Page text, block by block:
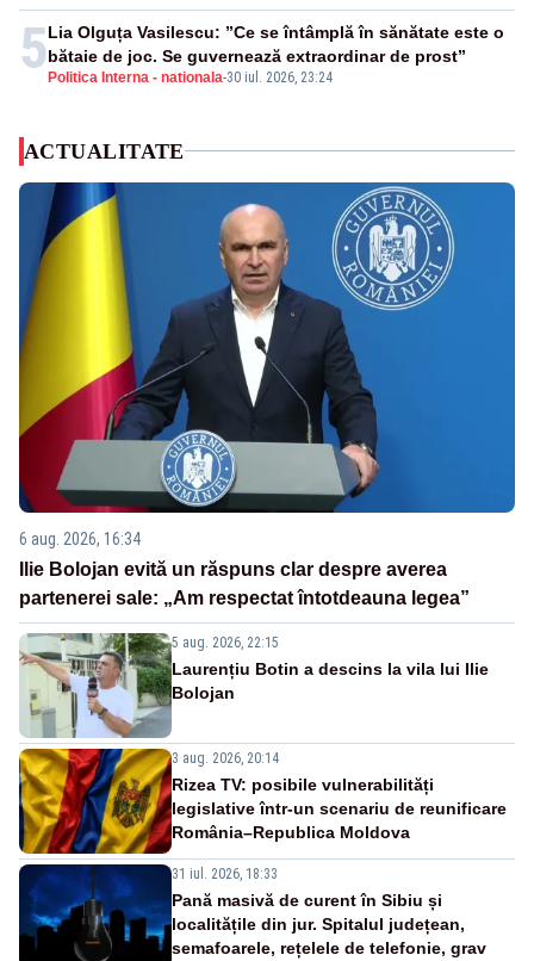
5Politica Interna - nationala-30 iul. 2026, 23:24
Lia Olguța Vasilescu: ”Ce se întâmplă în sănătate este o
bătaie de joc. Se guvernează extraordinar de prost”
ACTUALITATE
6 aug. 2026, 16:34
Ilie Bolojan evită un răspuns clar despre averea
partenerei sale: „Am respectat întotdeauna legea”
5 aug. 2026, 22:15
Laurențiu Botin a descins la vila lui Ilie
Bolojan
3 aug. 2026, 20:14
Rizea TV: posibile vulnerabilități
legislative într-un scenariu de reunificare
România–Republica Moldova
31 iul. 2026, 18:33
Pană masivă de curent în Sibiu și
localitățile din jur. Spitalul județean,
semafoarele, rețelele de telefonie, grav